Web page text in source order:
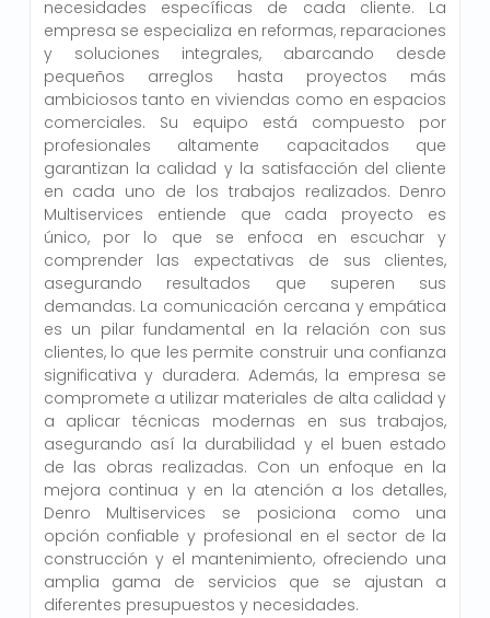
necesidades específicas de cada cliente. La
empresa se especializa en reformas, reparaciones
y soluciones integrales, abarcando desde
pequeños arreglos hasta proyectos más
ambiciosos tanto en viviendas como en espacios
comerciales. Su equipo está compuesto por
profesionales altamente capacitados que
garantizan la calidad y la satisfacción del cliente
en cada uno de los trabajos realizados. Denro
Multiservices entiende que cada proyecto es
único, por lo que se enfoca en escuchar y
comprender las expectativas de sus clientes,
asegurando resultados que superen sus
demandas. La comunicación cercana y empática
es un pilar fundamental en la relación con sus
clientes, lo que les permite construir una confianza
significativa y duradera. Además, la empresa se
compromete a utilizar materiales de alta calidad y
a aplicar técnicas modernas en sus trabajos,
asegurando así la durabilidad y el buen estado
de las obras realizadas. Con un enfoque en la
mejora continua y en la atención a los detalles,
Denro Multiservices se posiciona como una
opción confiable y profesional en el sector de la
construcción y el mantenimiento, ofreciendo una
amplia gama de servicios que se ajustan a
diferentes presupuestos y necesidades.